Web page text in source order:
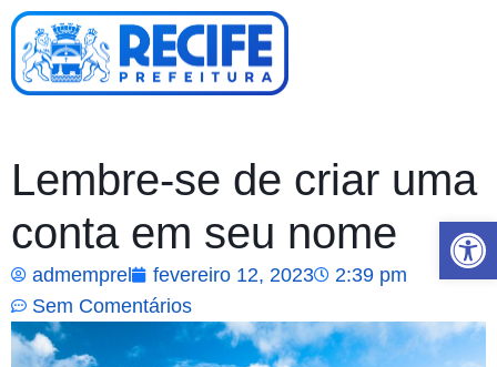
Abrir
Lembre-se de criar uma
conta em seu nome
admemprel fevereiro 12, 2023
2:39 pm
Sem Comentários